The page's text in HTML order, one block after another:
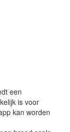
een
is voor
kan worden